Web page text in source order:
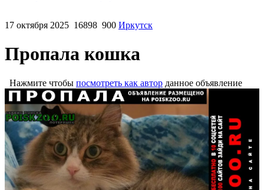
17 октября 2025 16898 900 Иркутск
Пропала кошка
Нажмите чтобы посмотреть как автор данное объявление